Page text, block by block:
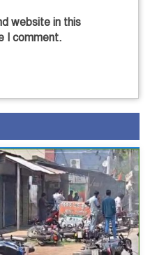
website in this
I comment.